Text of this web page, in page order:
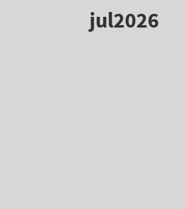
jul2026